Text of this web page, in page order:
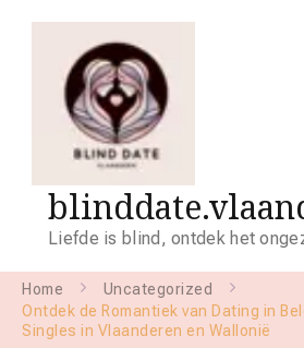
Liefde is blind, ontdek het
Home
Uncategorized
Ontdek de Romantiek van Dating in
Singles in Vlaanderen en Wallonië